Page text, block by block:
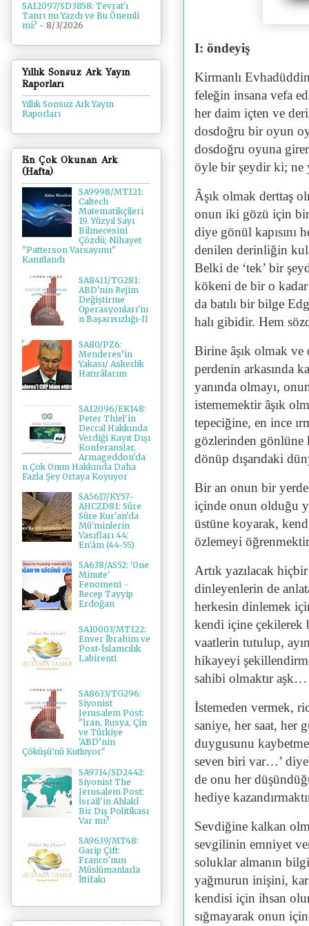
I: öndeyiş
Kirmanlı
feleğin insana vefa
her daim içten ve
dosdoğru bir oyun
dosdoğru oyuna
öyle bir şeydir ki; ne
Âşık olmak derttaş
onun iki gözü için
diye gönül kapısını
denilen derinliğin
Belki de ‘tek’ bir
kökeni de bir o
da batılı bir bilge
halı gibidir. Hem
Birine âşık olmak
perdenin arkasında
yanında olmayı,
istememektir âşık
tepeciğine, en ince
gözlerinden gönlüne
dönüp dışarıdaki
Bir an onun bir
içinde onun olduğu
üstüne koyarak,
özlemeyi
Artık yazılacak
dinleyenlerin de
herkesin dinlemek
kendi içine çekilerek
vaatlerin tutulup,
hikayeyi
sahibi olmaktır aşk…
İstemeden vermek,
saniye, her saat, her
duygusunu
seven biri var…’
de onu her
hediye
Sevdiğine kalkan
sevgilinin emniyet
soluklar almanın
yağmurun inişini, kar
kendisi için ihsan
sığmayarak onun
SA12097/SD3858: Tevrat'ı
Tanrı mı Yazdı ve Bu Önemli
mi? - 8/3/2026
Yıllık Sonsuz Ark Yayın
Raporları
Yıllık Sonsuz Ark Yayın
Raporları
En Çok Okunan Ark
(Hafta)
SA9998/MT121:
Caltech
Matematikçileri
19. Yüzyıl Sayı
Bilmecesini
Çözdü; Nihayet
"Patterson Varsayımı"
Kanıtlandı
SA8411/TG281:
ABD'nin Rejim
Değiştirme
Operasyonları'nı
n Başarısızlığı-II
SA80/PZ6:
Menderes’in
Yakası/ Askerlik
Hatırâlarım
SA12096/EK148:
Peter Thiel'in
Deccal Hakkında
Verdiği Kayıt Dışı
Konferanslar,
Armageddon'da
n Çok Onun Hakkında Daha
Fazla Şey Ortaya Koyuyor
SA5617/KY57-
AHCZD81: Sûre
Sûre Kur'an'da
Mü'minlerin
Vasıfları 44:
En'âm (44-55)
SA638/AS52: 'One
Minute'
Fenomeni -
Recep Tayyip
Erdoğan
SA10003/MT122:
Enver İbrahim ve
Post-İslamcılık
Labirenti
SA8633/TG296:
Siyonist
Jerusalem Post:
"İran, Rusya, Çin
ve Türkiye
'ABD’nin
Çöküşü'nü Kutluyor"
SA9714/SD2442:
Siyonist The
Jerusalem Post:
İsrail'in Ahlakî
Bir Dış Politikası
Var mı?
SA9639/MT48:
Garip Çift:
Franco'nun
Müslümanlarla
İttifakı